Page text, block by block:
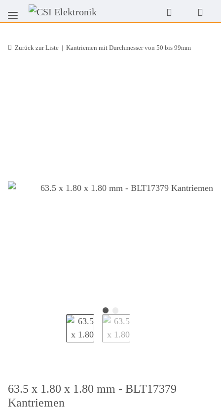
Zurück zur Liste Kantriemen mit Durchmesser von 50 bis 99mm
63.5 x 1.80 x 1.80 mm - BLT17379
Kantriemen